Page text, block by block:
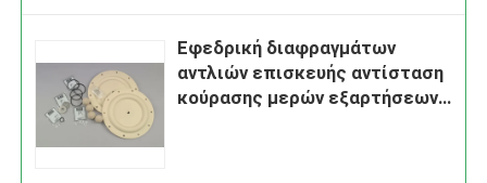
Εφεδρική διαφραγμάτων
αντλιών επισκευής αντίσταση
κούρασης μερών εξαρτήσεων